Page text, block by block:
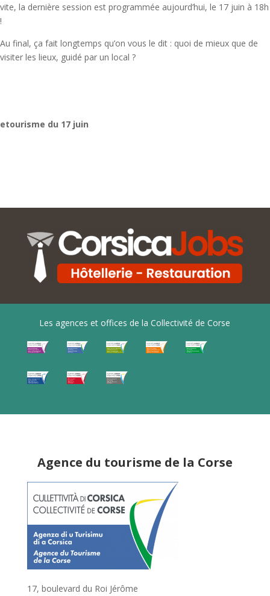
vite, la dernière session est programmée aujourd’hui, le 17 juin à 18h
!
Au final, ça fait longtemps qu’on vous le dit : quoi de mieux que de
visiter les lieux, guidé par un local ?
etourisme du 17 juin
Les agences et offices de la Collectivité de Corse
Agence du tourisme de la Corse
17, boulevard du Roi Jérôme